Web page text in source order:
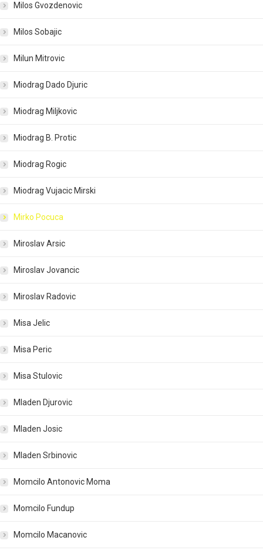
Milos Gvozdenovic
Milos Sobajic
Milun Mitrovic
Miodrag Dado Djuric
Miodrag Miljkovic
Miodrag B. Protic
Miodrag Rogic
Miodrag Vujacic Mirski
Mirko Pocuca
Miroslav Arsic
Miroslav Jovancic
Miroslav Radovic
Misa Jelic
Misa Peric
Misa Stulovic
Mladen Djurovic
Mladen Josic
Mladen Srbinovic
Momcilo Antonovic Moma
Momcilo Fundup
Momcilo Macanovic